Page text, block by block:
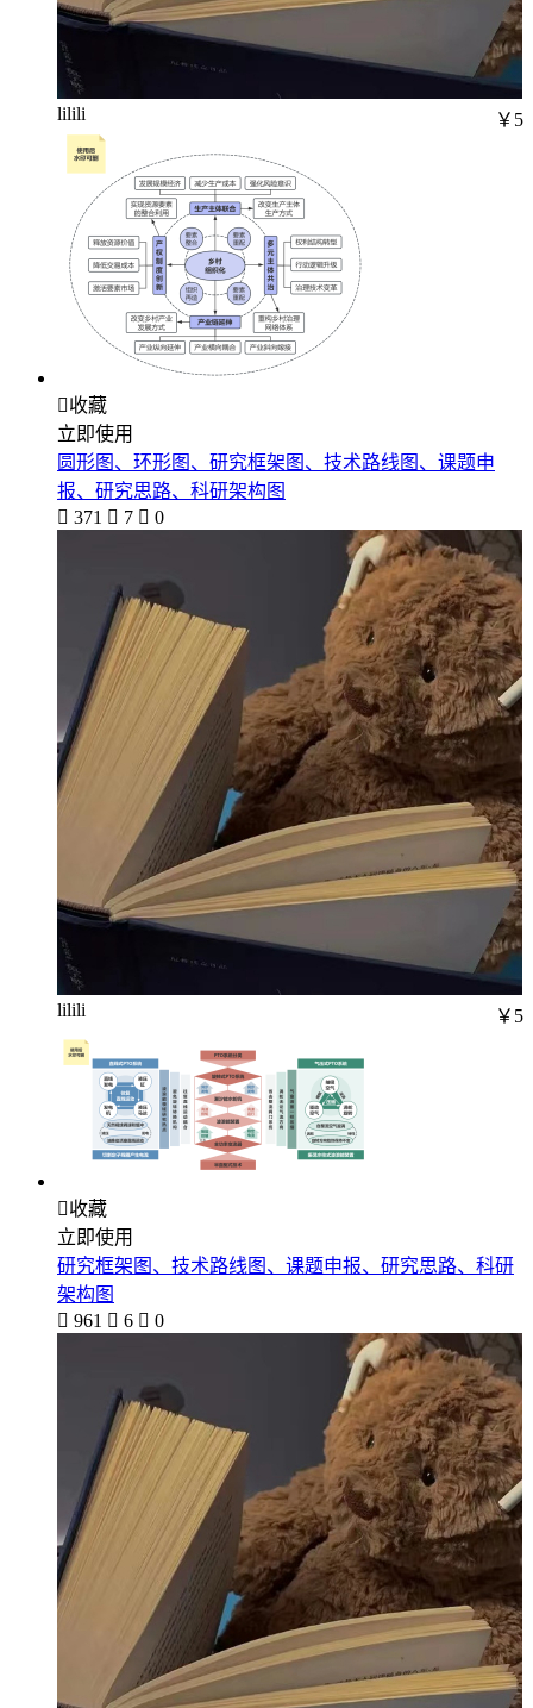
lilili ￥5
收藏
立即使用
圆形图、环形图、研究框架图、技术路线图、课题申
报、研究思路、科研架构图
 371  7  0
lilili ￥5
收藏
立即使用
研究框架图、技术路线图、课题申报、研究思路、科研
架构图
 961  6  0